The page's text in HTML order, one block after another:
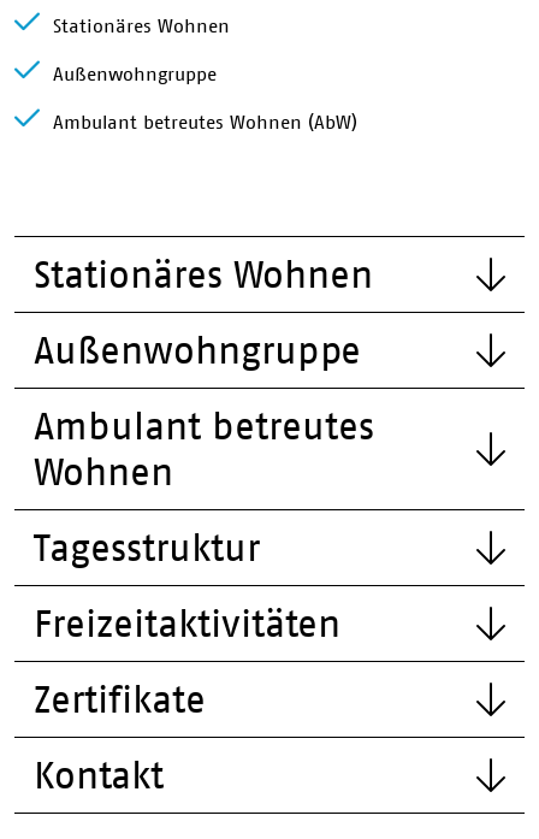
Stationäres Wohnen
Außenwohngruppe
Ambulant betreutes Wohnen (AbW)
Stationäres Wohnen
Außenwohngruppe
Ambulant betreutes
Wohnen
Tagesstruktur
Freizeitaktivitäten
Zertifikate
Kontakt